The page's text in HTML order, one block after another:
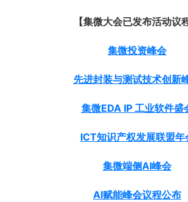
【集微大会已发布活动议程
集微投资峰会
先进封装与测试技术创新
集微EDA IP 工业软件盛
ICT知识产权发展联盟年
集微端侧AI峰会
AI赋能峰会议程公布